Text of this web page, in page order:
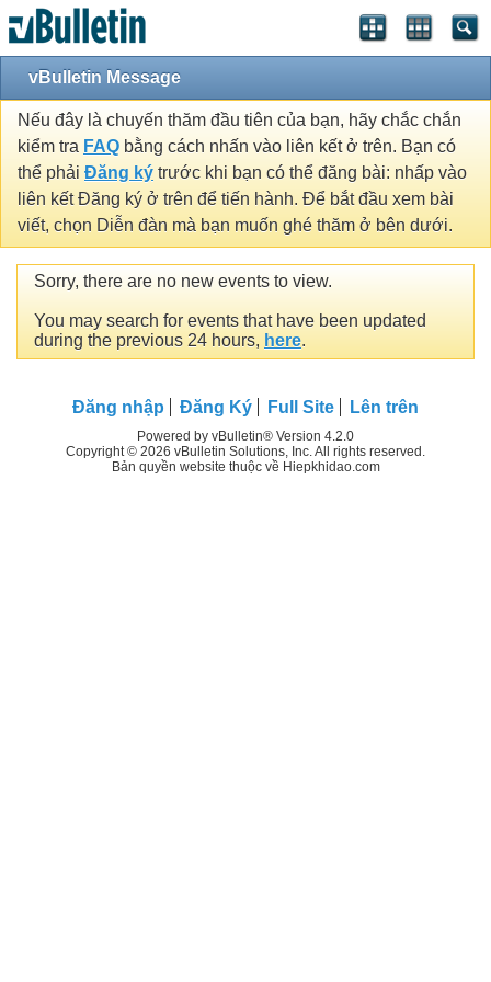
vBulletin Message
Nếu đây là chuyến thăm đầu tiên của bạn, hãy chắc chắn
kiểm tra FAQ bằng cách nhấn vào liên kết ở trên. Bạn có
thể phải Đăng ký trước khi bạn có thể đăng bài: nhấp vào
liên kết Đăng ký ở trên để tiến hành. Để bắt đầu xem bài
viết, chọn Diễn đàn mà bạn muốn ghé thăm ở bên dưới.
Sorry, there are no new events to view.
You may search for events that have been updated
during the previous 24 hours, here.
Đăng nhập Đăng Ký Full Site Lên trên
Powered by vBulletin® Version 4.2.0
Copyright © 2026 vBulletin Solutions, Inc. All rights reserved.
Bản quyền website thuộc về Hiepkhidao.com